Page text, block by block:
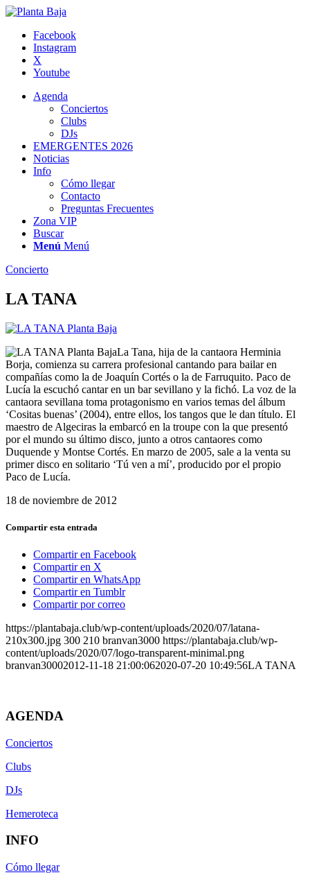
Facebook
Instagram
X
Youtube
Agenda
Conciertos
Clubs
DJs
EMERGENTES 2026
Noticias
Info
Cómo llegar
Contacto
Preguntas Frecuentes
Zona VIP
Buscar
Menú Menú
Concierto
LA TANA
La Tana, hija de la cantaora Herminia
Borja, comienza su carrera profesional cantando para bailar en
compañías como la de Joaquín Cortés o la de Farruquito. Paco de
Lucía la escuchó cantar en un bar sevillano y la fichó. La voz de la
cantaora sevillana toma protagonismo en varios temas del álbum
‘Cositas buenas’ (2004), entre ellos, los tangos que le dan título. El
maestro de Algeciras la embarcó en la troupe con la que presentó
por el mundo su último disco, junto a otros cantaores como
Duquende y Montse Cortés. En marzo de 2005, sale a la venta su
primer disco en solitario ‘Tú ven a mí’, producido por el propio
Paco de Lucía.
18 de noviembre de 2012
Compartir esta entrada
Compartir en Facebook
Compartir en X
Compartir en WhatsApp
Compartir en Tumblr
Compartir por correo
https://plantabaja.club/wp-content/uploads/2020/07/latana-
210x300.jpg 300 210 branvan3000 https://plantabaja.club/wp-
content/uploads/2020/07/logo-transparent-minimal.png
branvan30002012-11-18 21:00:062020-07-20 10:49:56LA TANA
AGENDA
Conciertos
Clubs
DJs
Hemeroteca
INFO
Cómo llegar